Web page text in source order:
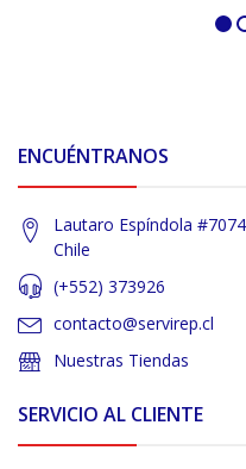
ENCUÉNTRANOS
Lautaro Espíndola
Chile
(+552) 373926
contacto@servirep.cl
Nuestras Tiendas
SERVICIO AL CLIENTE